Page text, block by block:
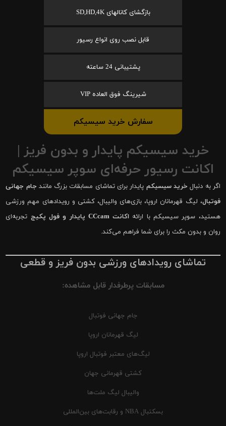
بازگشای کانالهای SD,HD,4K
قابل نصب روی انواع رسیور
پشتیبانی 24 ساعته
شیرینگ فوق العاده VIP
سفارش خرید سیسیکم
خرید سیسیکم پایدار و بدون فریز |
اکانت رسیور حرفه‌ای سوپر سیسیکم
اگر به دنبال خرید سیسیکم پایدار برای تماشای مسابقات بزرگ مانند جام جهانی
فوتبال، لیگ قهرمانان اروپا، بازی‌های والیبال، کشتی و رویدادهای مهم ورزشی
هستید، سوپر سیسیکم با ارائه اکانت CCcam پایدار و فول پکیج
تجربه‌ای
روان و بدون مکث را برای شما فراهم می‌کند.
تماشای رویدادهای ورزشی بدون فریز و قطعی
مسابقات پرطرفدار قابل مشاهده:
جام جهانی فوتبال
لیگ قهرمانان اروپا
لیگ‌های معتبر فوتبال اروپا
کشتی قهرمانی جهان
والیبال لیگ ملت‌ها
بسکتبال NBA و رقابت‌های بین‌المللی